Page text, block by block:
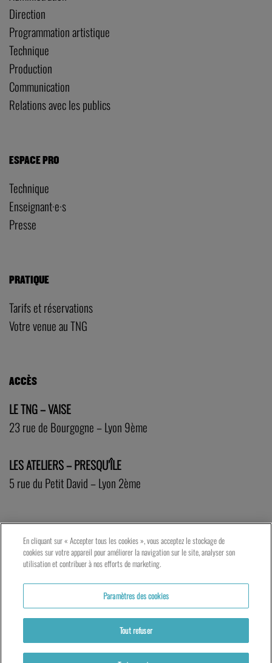
Direction
Programmation artistique
Technique
Production
Communication
Relations avec les publics
ESPACE PRO
Technique
Enseignant·e·s
Presse
PRATIQUE
Tarifs et réservations
Votre venue au TNG
ACCÈS
LE TNG – VAISE
23 rue de Bourgogne – Lyon 9ème
LES ATELIERS – PRESQU’ÎLE
5 rue du Petit David – Lyon 2ème
En cliquant sur « Accepter tous les cookies », vous acceptez le stockage de
cookies sur votre appareil pour améliorer la navigation sur le site, analyser son
utilisation et contribuer à nos efforts de marketing.
Paramètres des cookies
Tout refuser